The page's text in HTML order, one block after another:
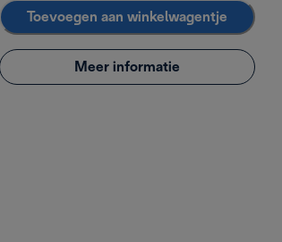
Toevoegen aan winkelwagentje
Meer informatie